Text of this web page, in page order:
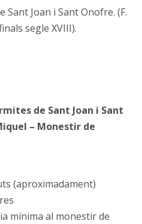
Sant Joan i Sant Onofre. (F.
segle XVIII).
de Sant Joan i Sant
– Monestir de
(aproximadament)
mínima al monestir de